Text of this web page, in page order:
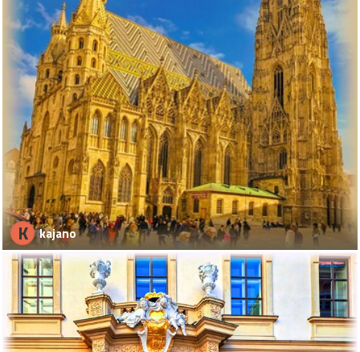
K kajano